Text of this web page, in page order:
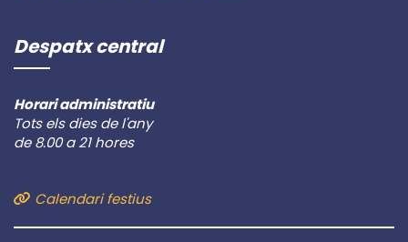
Despatx central
Horari administratiu
Tots els dies de l'any
de 8.00 a 21 hores
Calendari festius